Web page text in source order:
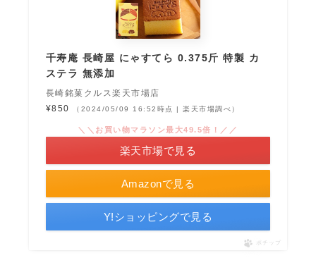
千寿庵 長崎屋 にゃすてら 0.375斤 特製 カ
ステラ 無添加
長崎銘菓クルス楽天市場店
¥850
（2024/05/09 16:52時点 | 楽天市場調べ）
Amazonで見る
＼＼お買い物マラソン最大49.5倍！／／
楽天市場で見る
Y!ショッピングで見る
ポチップ